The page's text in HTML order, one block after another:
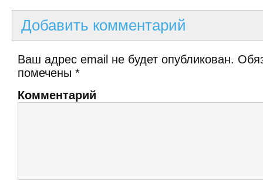
Добавить комментарий
Ваш адрес email не будет опубликован.
помечены *
Комментарий